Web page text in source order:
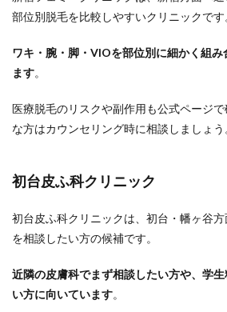
部位別脱毛を比較しやすいクリニックです
ワキ・腕・脚・VIOを部位別に細かく組
ます。
医療脱毛のリスクや副作用も公式ページ
な方はカウンセリング時に相談しましょう
初台皮ふ科クリニック
初台皮ふ科クリニックは、初台・幡ヶ谷
を相談したい方の候補です。
近隣の皮膚科でまず相談したい方や、学
い方に向いています。